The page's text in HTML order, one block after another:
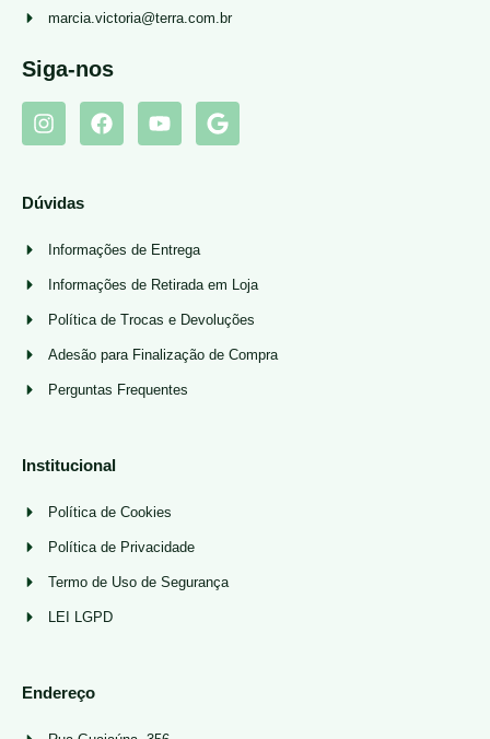
marcia.victoria@terra.com.br
Siga-nos
Dúvidas
Informações de Entrega
Informações de Retirada em Loja
Política de Trocas e Devoluções
Adesão para Finalização de Compra
Perguntas Frequentes
Institucional
Política de Cookies
Política de Privacidade
Termo de Uso de Segurança
LEI LGPD
Endereço